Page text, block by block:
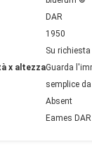
DAR
1950
Su richiesta
x altezzaGuarda
semplice
Absent
Eames